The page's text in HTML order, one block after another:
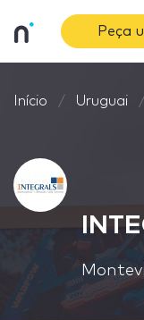
Peça
Início Uruguai